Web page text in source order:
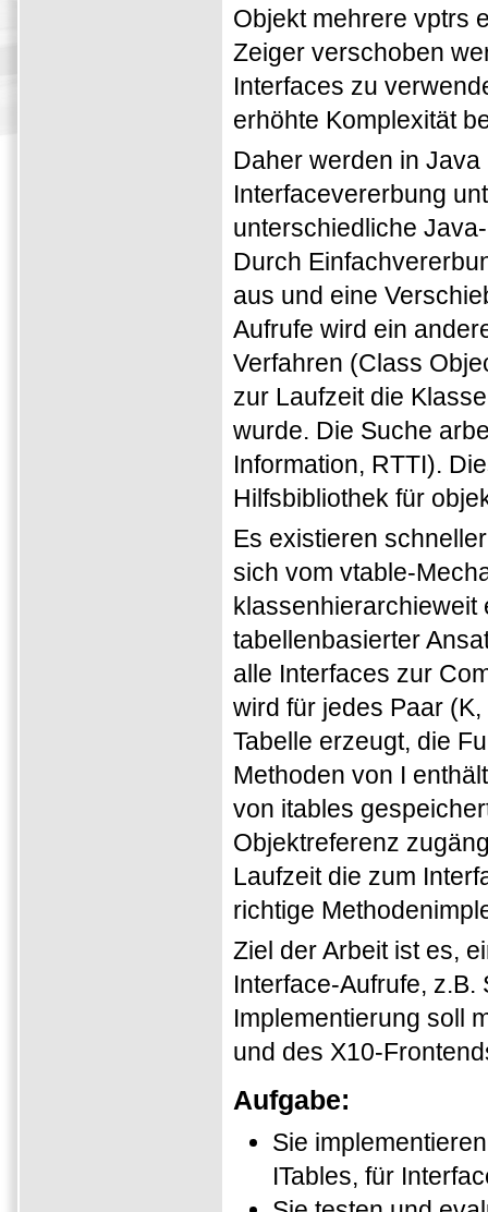
Objekt mehrere vptrs
Zeiger verschoben
Interfaces zu
erhöhte Komplexität
Daher werden in
Interfacevererbung
unterschiedliche
Durch
aus und eine
Aufrufe wird ein
Verfahren (Class
zur Laufzeit die
wurde. Die Suche
Information, RTTI).
Hilfsbibliothek für
Es existieren
sich vom vtable-
klassenhierarchieweit
tabellenbasierter
alle Interfaces zur
wird für jedes Paar
Tabelle erzeugt, die
Methoden von I
von itables
Objektreferenz
Laufzeit die zum
richtige
Ziel der Arbeit ist es,
Interface-Aufrufe,
Implementierung soll
und des X10-
Aufgabe:
Sie
ITables, für